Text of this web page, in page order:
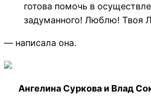
готова помочь в
задуманного! Люблю! Твоя
— написала она.
Ангелина Суркова и Влад